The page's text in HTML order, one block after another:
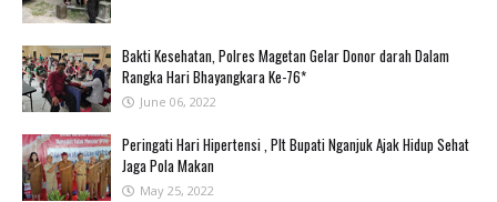
Bakti Kesehatan, Polres Magetan Gelar Donor darah Dalam
Rangka Hari Bhayangkara Ke-76*
June 06, 2022
Peringati Hari Hipertensi , Plt Bupati Nganjuk Ajak Hidup Sehat
Jaga Pola Makan
May 25, 2022